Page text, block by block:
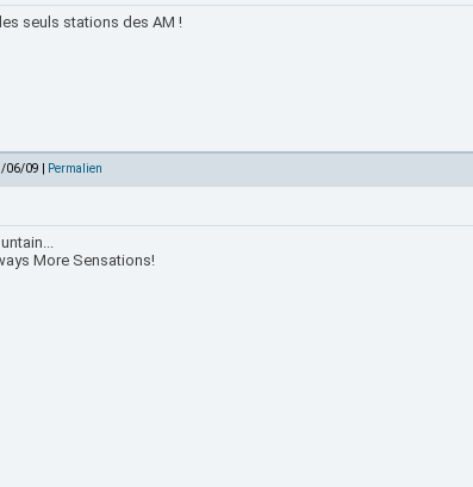
seuls stations des AM !
06/09 | Permalien
More Sensations!